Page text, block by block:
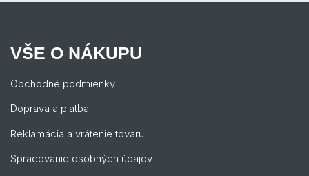
VŠE O NÁKUPU
Obchodné podmienky
Doprava a platba
Reklamácia a vrátenie tovaru
Spracovanie osobných údajov